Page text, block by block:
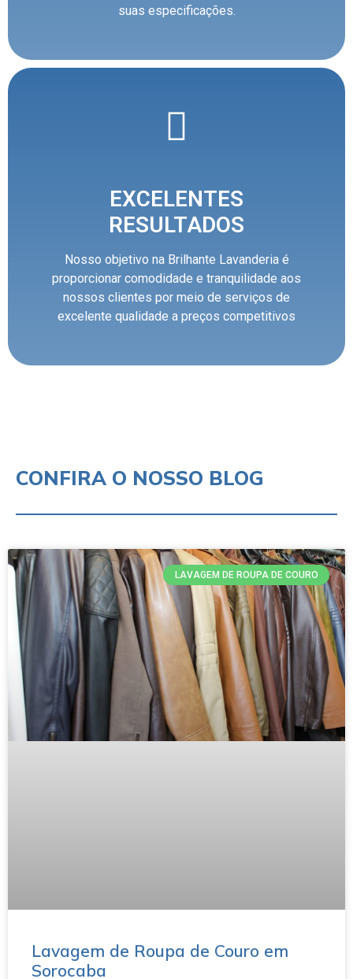
suas especificações.
EXCELENTES
RESULTADOS
Nosso objetivo na Brilhante Lavanderia é
proporcionar comodidade e tranquilidade aos
nossos clientes por meio de serviços de
excelente qualidade a preços competitivos
CONFIRA O NOSSO BLOG
LAVAGEM DE ROUPA DE COURO
Lavagem de Roupa de Couro em
Sorocaba